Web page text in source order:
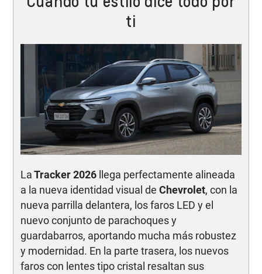
ti
LaTracker 2026 llega perfectamente alineada
a la nueva identidad visual de Chevrolet, con la
nueva parrilla delantera, los faros LED y el
nuevo conjunto de parachoques y
guardabarros, aportando mucha más robustez
y modernidad. En la parte trasera, los nuevos
faros con lentes tipo cristal resaltan sus